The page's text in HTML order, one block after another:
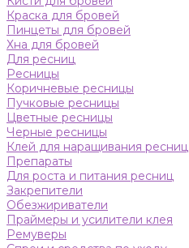
Краска для бровей
Пинцеты для бровей
Хна для бровей
Для ресниц
Ресницы
Коричневые ресницы
Пучковые ресницы
Цветные ресницы
Черные ресницы
Клей для наращивания ресниц
Препараты
Для роста и питания ресниц
Закрепители
Обезжириватели
Праймеры и усилители клея
Ремуверы